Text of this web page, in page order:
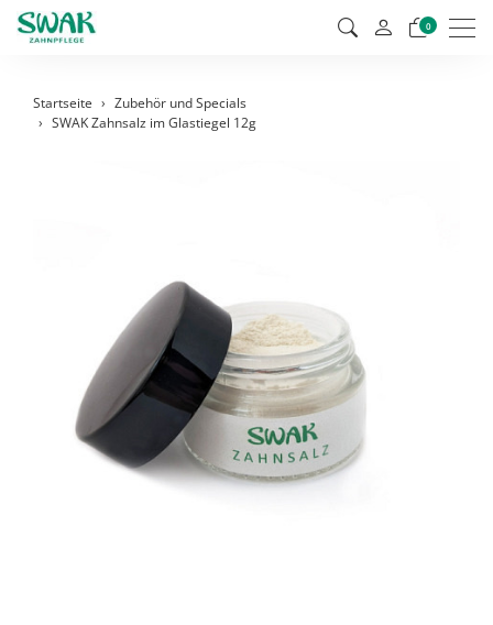
0
Startseite
Zubehör und Specials
SWAK Zahnsalz im Glastiegel 12g